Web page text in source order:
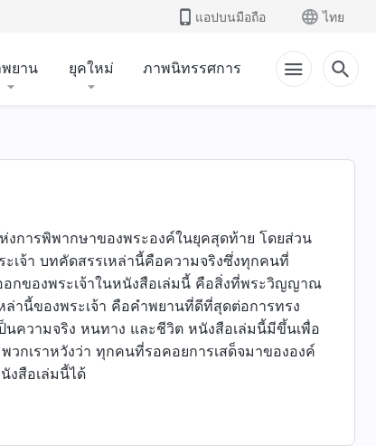
แอปบนมือถือ ไทย
ยาน ยุคใหม่ ภาพนิทรรศการ
การพิพากษาของพระองค์ในยุคสุดท้าย โดยส่วน
เจ้า บทคัดสรรเหล่านี้คือความจริงซึ่งทุกคนที่
อกของพระเจ้าในหนังสือเล่มนี้ คือสิ่งที่พระวิญญาณ
านี้ของพระเจ้า คือคำพยานที่ดีที่สุดต่อการทรง
ความจริง หนทาง และชีวิต หนังสือเล่มนี้มีขึ้นเพื่อ
กเราหวังว่า ทุกคนที่รอคอยการเสด็จมาขององค์
งสือเล่มนี้ได้